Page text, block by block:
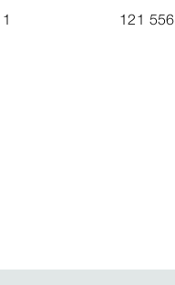
1 121 556